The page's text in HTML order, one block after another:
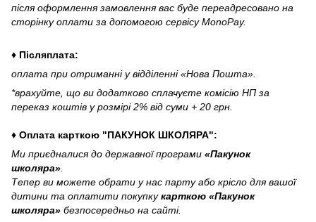
після оформлення замовлення вас буде переадресовано на
сторінку оплати за допомогою сервісу MonoPay.
♦ Післяплата:
оплата при отриманні у відділенні «Нова Пошта».
*врахуйте, що ви додатково сплачуєте комісію НП за
переказ коштів у розмірі 2% від суми + 20 грн.
♦ Оплата карткою "ПАКУНОК ШКОЛЯРА":
Ми приєдналися до державної програми «Пакунок
школяра»
Тепер ви можете обрати у нас парту або крісло для вашої
дитини та оплатити покупкукарткою «Пакунок
школяра» безпосередньо на сайті.